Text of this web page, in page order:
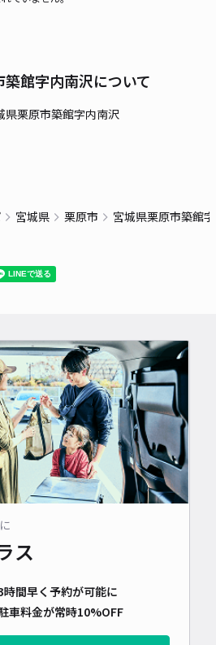
館字内南沢について
県栗原市築館字内南沢
宮城県 栗原市 宮城県栗原市築館
ス
間早く予約が可能に
車料金が常時10%OFF